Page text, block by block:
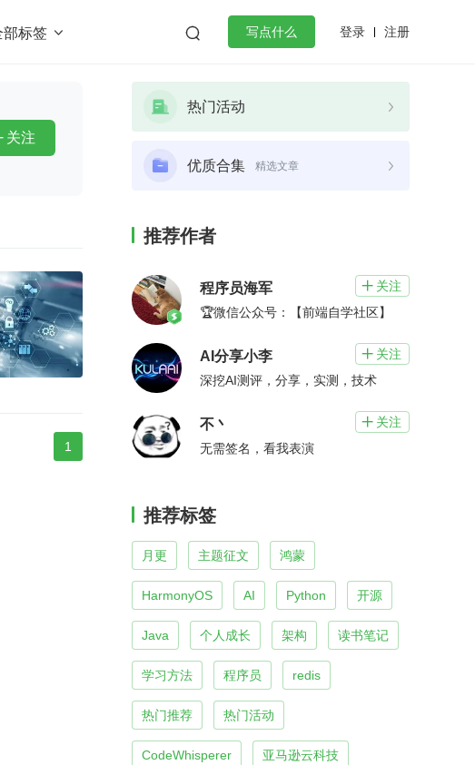
部标签   写点什么 登录 注册
关注
1
热门活动
优质合集 精选文章
推荐作者
程序员海军  关注
🏆微信公众号：【前端自学社区】
AI分享小李  关注
深挖AI测评，分享，实测，技术
不丶  关注
无需签名，看我表演
推荐标签
月更 主题征文 鸿蒙
HarmonyOS AI Python 开源
Java 个人成长 架构 读书笔记
学习方法 程序员 redis
热门推荐 热门活动
CodeWhisperer 亚马逊云科技